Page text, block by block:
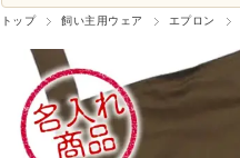
トップ 飼い主用ウェア エプロン